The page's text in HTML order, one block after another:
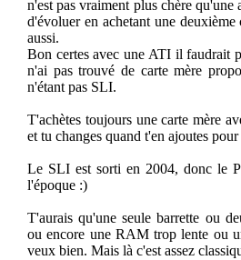
n'est pas vraiment plus chère qu'une
d'évoluer en achetant une
aussi.
Bon certes avec une ATI il faudrait
n'ai pas trouvé de carte mère
n'étant pas SLI.
T'achètes toujours une carte mère
et tu changes quand t'en ajoutes
Le SLI est sorti en 2004, donc le
l'époque :)
T'aurais qu'une seule barrette ou
ou encore une RAM trop lente ou
veux bien. Mais là c'est assez